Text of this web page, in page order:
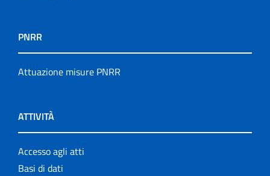
PNRR
Attuazione misure PNRR
ATTIVITÀ
Accesso agli atti
Basi di dati